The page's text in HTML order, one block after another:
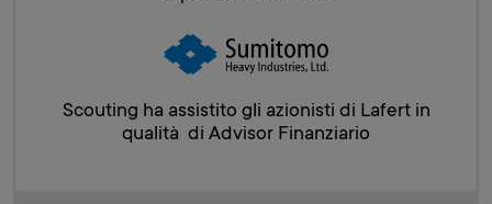
Scouting ha assistito gli azionisti di Lafert in
qualità di Advisor Finanziario